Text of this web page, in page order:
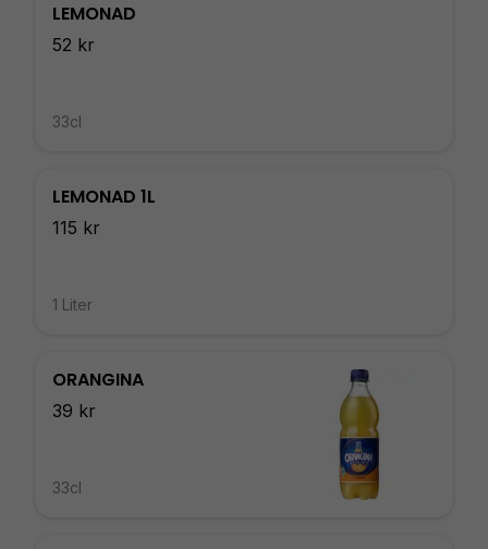
LEMONAD
52 kr
33cl
LEMONAD 1L
115 kr
1 Liter
ORANGINA
39 kr
33cl